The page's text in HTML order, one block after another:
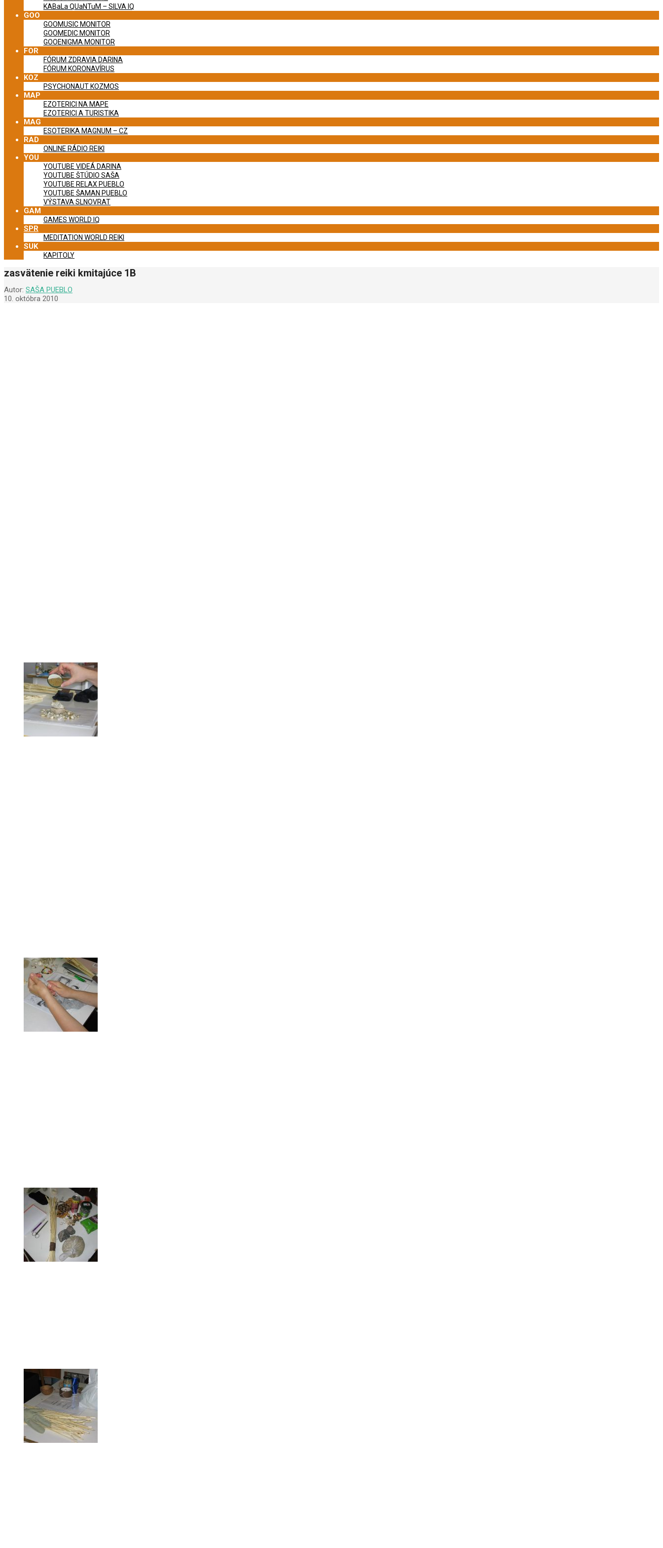
KABaLa QUaNTuM – SILVA IQ
GOO
GOOMUSIC MONITOR
GOOMEDIC MONITOR
GOOENIGMA MONITOR
FOR
FÓRUM ZDRAVIA DARINA
FÓRUM KORONAVÍRUS
KOZ
PSYCHONAUT KOZMOS
MAP
EZOTERICI NA MAPE
EZOTERICI A TURISTIKA
MAG
ESOTERIKA MAGNUM – CZ
RAD
ONLINE RÁDIO REIKI
YOU
YOUTUBE VIDEÁ DARINA
YOUTUBE ŠTÚDIO SAŠA
YOUTUBE RELAX PUEBLO
YOUTUBE ŠAMAN PUEBLO
VÝSTAVA SLNOVRAT
GAM
GAMES WORLD IQ
SPR
MEDITATION WORLD REIKI
SUK
KAPITOLY
zasvätenie reiki kmitajúce 1B
Autor: SAŠA PUEBLO
10. októbra 2010